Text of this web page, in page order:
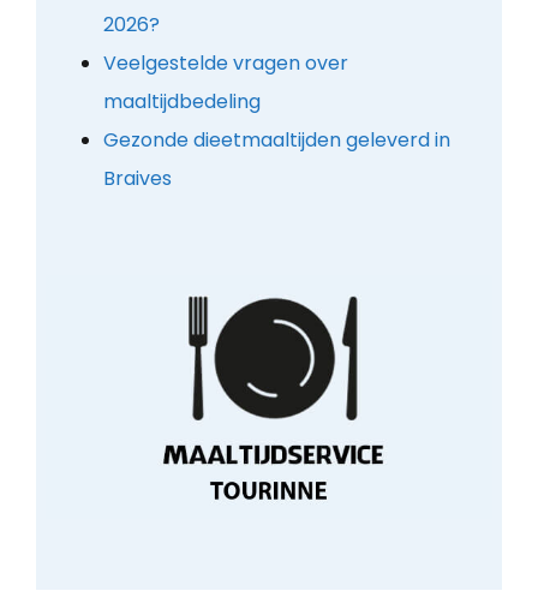
2026?
Veelgestelde vragen over
maaltijdbedeling
Gezonde dieetmaaltijden geleverd in
Braives